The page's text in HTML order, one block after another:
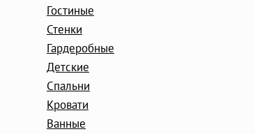
Гостиные
Стенки
Гардеробные
Детские
Cпальни
Кровати
Ванные